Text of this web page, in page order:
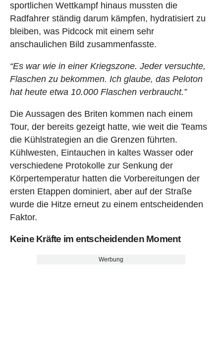
sportlichen Wettkampf hinaus mussten die
Radfahrer ständig darum kämpfen, hydratisiert zu
bleiben, was Pidcock mit einem sehr
anschaulichen Bild zusammenfasste.
“Es war wie in einer Kriegszone. Jeder versuchte,
Flaschen zu bekommen. Ich glaube, das Peloton
hat heute etwa 10.000 Flaschen verbraucht.”
Die Aussagen des Briten kommen nach einem
Tour, der bereits gezeigt hatte, wie weit die Teams
die Kühlstrategien an die Grenzen führten.
Kühlwesten, Eintauchen in kaltes Wasser oder
verschiedene Protokolle zur Senkung der
Körpertemperatur hatten die Vorbereitungen der
ersten Etappen dominiert, aber auf der Straße
wurde die Hitze erneut zu einem entscheidenden
Faktor.
Keine Kräfte im entscheidenden Moment
Werbung